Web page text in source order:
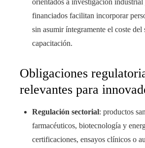
financiados facilitan incorporar
sin asumir íntegramente el coste del
capacitación.
Obligaciones
relevantes para
Regulación sectorial: productos
farmacéuticos, biotecnología y
certificaciones, ensayos clínicos o